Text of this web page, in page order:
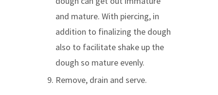
and mature. With piercing, in
addition to finalizing the dough
also to facilitate shake up the
dough so mature evenly.
Remove, drain and serve.